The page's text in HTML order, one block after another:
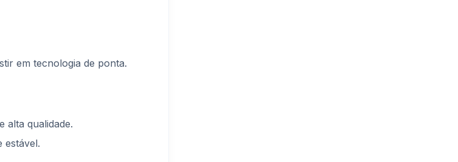
em tecnologia de ponta.
alta qualidade.
estável.